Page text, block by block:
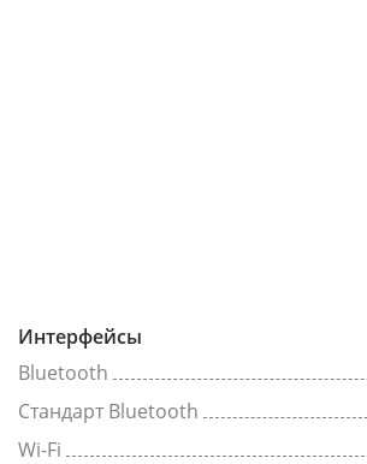
Интерфейсы
Bluetooth
Стандарт Bluetooth
Wi-Fi